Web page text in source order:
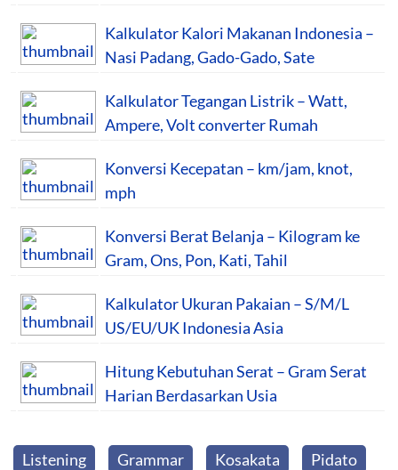
Kalkulator Kalori Makanan Indonesia –
Nasi Padang, Gado-Gado, Sate
Kalkulator Tegangan Listrik – Watt,
Ampere, Volt converter Rumah
Konversi Kecepatan – km/jam, knot,
mph
Konversi Berat Belanja – Kilogram ke
Gram, Ons, Pon, Kati, Tahil
Kalkulator Ukuran Pakaian – S/M/L
US/EU/UK Indonesia Asia
Hitung Kebutuhan Serat – Gram Serat
Harian Berdasarkan Usia
Listening Grammar Kosakata Pidato